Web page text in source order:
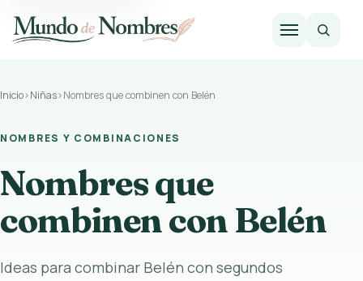
Inicio›Niñas›Nombres que combinen con Belén
NOMBRES Y COMBINACIONES
Nombres que
combinen con Belén
Ideas para combinar Belén con segundos